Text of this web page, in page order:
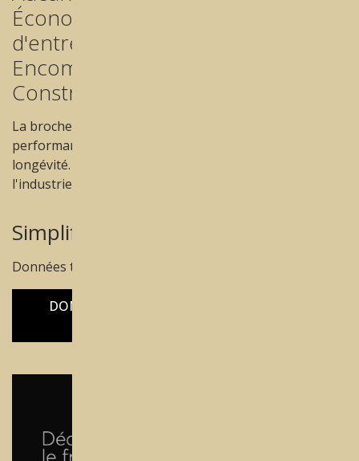
Économie de fonctionnement et
d'entretien.
Encombrement minimum.
Construction PREMIUM.
La broche Sycotec à roulements hybrides garantit des
performances de fraisage optimales et une grande
longévité. Elle répond à l'un des meilleurs standards de
l'industrie.
Simplifier le processus !
Données techniques des machines REDON:
DONNÉES COMPARATIVES DES MACHINES